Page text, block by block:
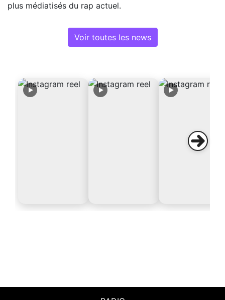
plus médiatisés du rap actuel.
Voir toutes les news